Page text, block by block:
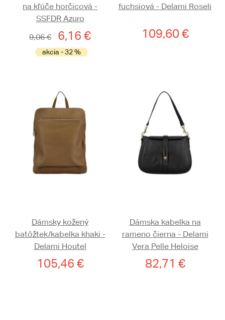
na kľúče horčicová -
SSFDR Azuro
9,06 €
6,16 €
akcia - 32 %
fuchsiová - Delami Roseli
109,60 €
Dámsky kožený
batôžtek/kabelka khaki -
Delami Houtel
105,46 €
Dámska kabelka na
rameno čierna - Delami
Vera Pelle Heloise
82,71 €